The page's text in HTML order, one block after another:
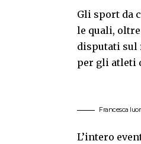
Gli sport da
le quali,
disputati
per gli atleti
Francesca
L’intero